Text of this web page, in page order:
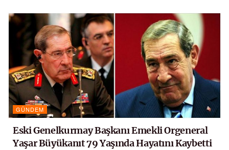
GÜNDEM
Eski Genelkurmay Başkanı Emekli Orgeneral
Yaşar Büyükanıt 79 Yaşında Hayatını Kaybetti